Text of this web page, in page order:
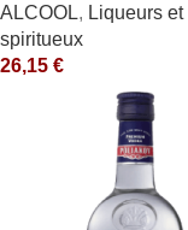
ALCOOL, Liqueurs et
spiritueux
26,15 €